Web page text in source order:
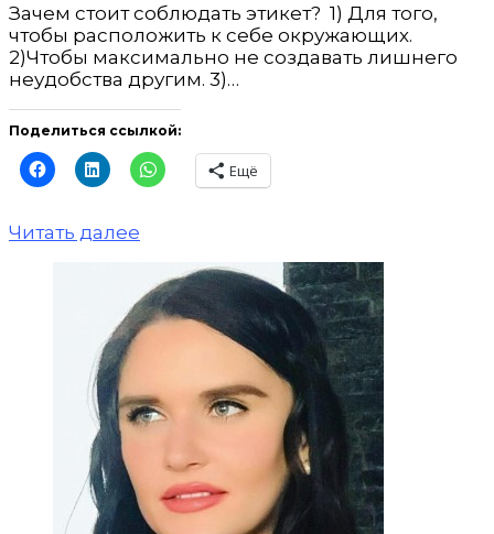
Зачем стоит соблюдать этикет? 1) Для того,
чтобы расположить к себе окружающих.
2)Чтобы максимально не создавать лишнего
неудобства другим. 3)…
Поделиться ссылкой:
Ещё
Читать далее